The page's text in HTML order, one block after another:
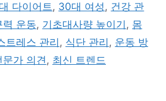
다이어트, 30대 여성, 건강 관
력 운동, 기초대사량 높이기 , 몸
트레스 관리 , 식단 관리 , 운동 방
문가 의견, 최신 트렌드